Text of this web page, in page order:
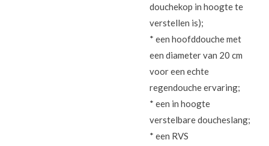
douchekop in hoogte te
verstellen is);
* een hoofddouche met
een diameter van 20 cm
voor een echte
regendouche ervaring;
* een in hoogte
verstelbare doucheslang;
* een RVS